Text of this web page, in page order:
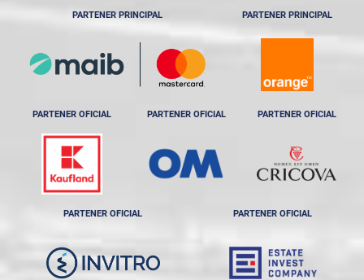
PARTENER PRINCIPAL PARTENER PRINCIPAL
PARTENER OFICIAL PARTENER OFICIAL PARTENER OFICIAL
PARTENER OFICIAL PARTENER OFICIAL